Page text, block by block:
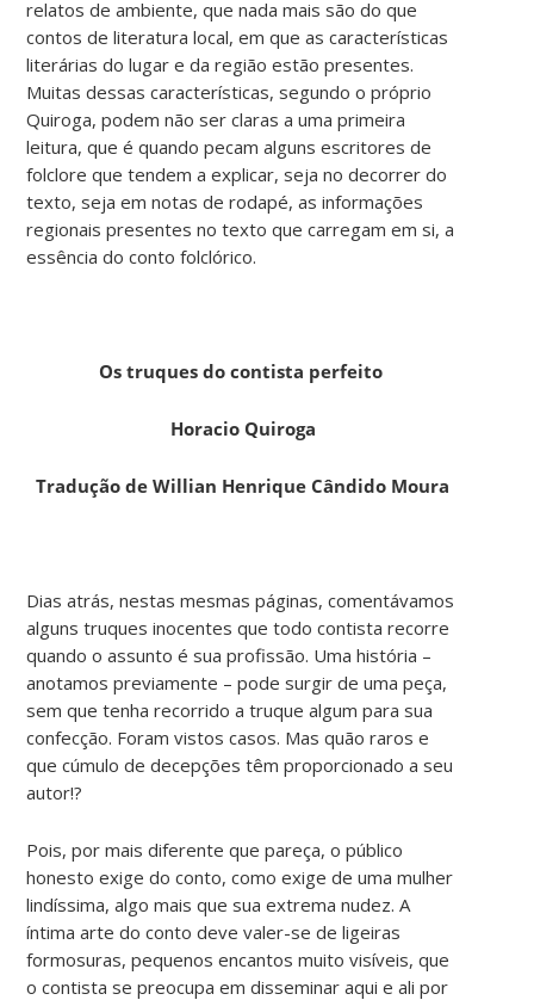
relatos de ambiente, que nada mais são do que
contos de literatura local, em que as características
literárias do lugar e da região estão presentes.
Muitas dessas características, segundo o próprio
Quiroga, podem não ser claras a uma primeira
leitura, que é quando pecam alguns escritores de
folclore que tendem a explicar, seja no decorrer do
texto, seja em notas de rodapé, as informações
regionais presentes no texto que carregam em si, a
essência do conto folclórico.
Os truques do contista perfeito
Horacio Quiroga
Tradução de Willian Henrique Cândido Moura
Dias atrás, nestas mesmas páginas, comentávamos
alguns truques inocentes que todo contista recorre
quando o assunto é sua profissão. Uma história –
anotamos previamente – pode surgir de uma peça,
sem que tenha recorrido a truque algum para sua
confecção. Foram vistos casos. Mas quão raros e
que cúmulo de decepções têm proporcionado a seu
autor!?
Pois, por mais diferente que pareça, o público
honesto exige do conto, como exige de uma mulher
lindíssima, algo mais que sua extrema nudez. A
íntima arte do conto deve valer-se de ligeiras
formosuras, pequenos encantos muito visíveis, que
o contista se preocupa em disseminar aqui e ali por